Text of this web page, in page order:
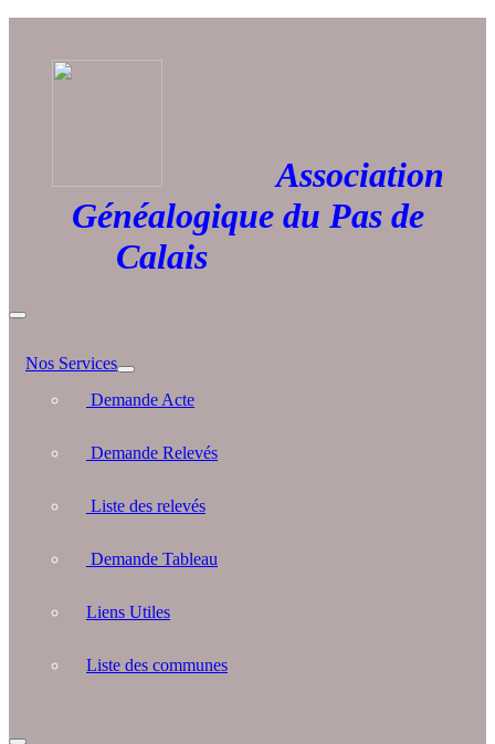
Association
Généalogique du Pas de
Calais
Nos Services
Demande Acte
Demande Relevés
Liste des relevés
Demande Tableau
Liens Utiles
Liste des communes